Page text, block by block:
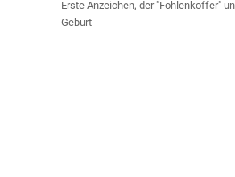
Erste Anzeichen, der "Fohlenkoffer"
Geburt